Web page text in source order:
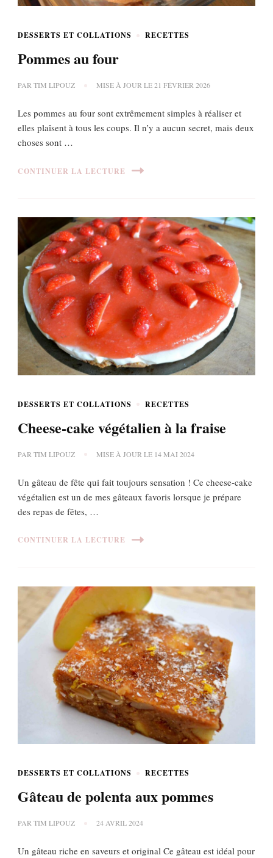
DESSERTS ET COLLATIONS RECETTES
Pommes au four
PARTIM LIPOUZ MISE À JOUR LE21 FÉVRIER 2026
Les pommes au four sont extrêmement simples à réaliser et
elles plaîsent à tous les coups. Il n’y a aucun secret, mais deux
choses sont …
CONTINUER LA LECTURE
DESSERTS ET COLLATIONS RECETTES
Cheese-cake végétalien à la fraise
PAR TIM LIPOUZ MISE À JOUR LE 14 MAI 2024
Un gâteau de fête qui fait toujours sensation ! Ce cheese-cake
végétalien est un de mes gâteaux favoris lorsque je prépare
des repas de fêtes, …
CONTINUER LA LECTURE
DESSERTS ET COLLATIONS RECETTES
Gâteau de polenta aux pommes
PAR TIM LIPOUZ 24 AVRIL 2024
Un gâteau riche en saveurs et original Ce gâteau est idéal pour